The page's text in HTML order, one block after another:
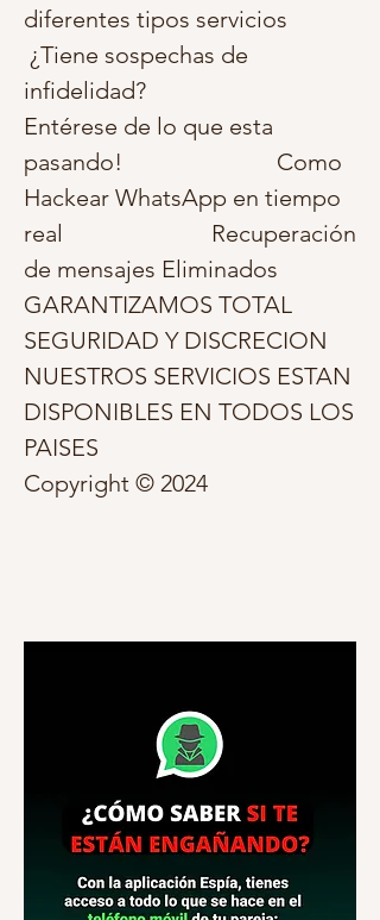
diferentes tipos servicios
¿Tiene sospechas de
infidelidad?
Entérese de lo que esta
pasando!                          Como
Hackear WhatsApp en tiempo
real                         Recuperación
de mensajes Eliminados
GARANTIZAMOS TOTAL
SEGURIDAD Y DISCRECION
NUESTROS SERVICIOS ESTAN
DISPONIBLES EN TODOS LOS
PAISES
Copyright © 2024